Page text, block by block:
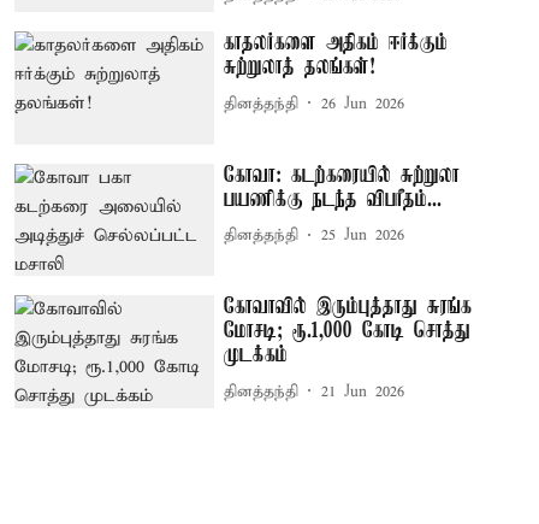
காதலர்களை அதிகம் ஈர்க்கும்
சுற்றுலாத் தலங்கள்!
தினத்தந்தி 26 Jun 2026
கோவா: கடற்கரையில் சுற்றுலா
பயணிக்கு நடந்த விபரீதம்...
தினத்தந்தி 25 Jun 2026
கோவாவில் இரும்புத்தாது சுரங்க
மோசடி; ரூ.1,000 கோடி சொத்து
முடக்கம்
தினத்தந்தி 21 Jun 2026